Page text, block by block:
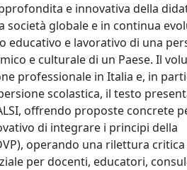
e innovativa della
globale e in continua
educativo e lavorativo di una
e culturale di un Paese. Il
professionale in Italia e, in
scolastica, il testo
offrendo proposte concrete
di integrare i principi della
operando una rilettura critica
per docenti, educatori,